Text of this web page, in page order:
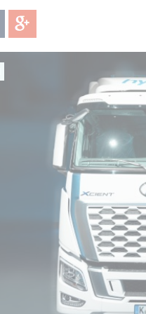
teilen